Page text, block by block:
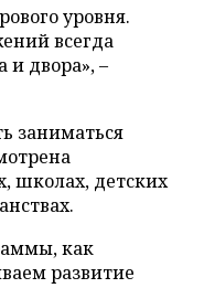
уровня.
всегда
и двора», –
заниматься
школах, детских
как
развитие